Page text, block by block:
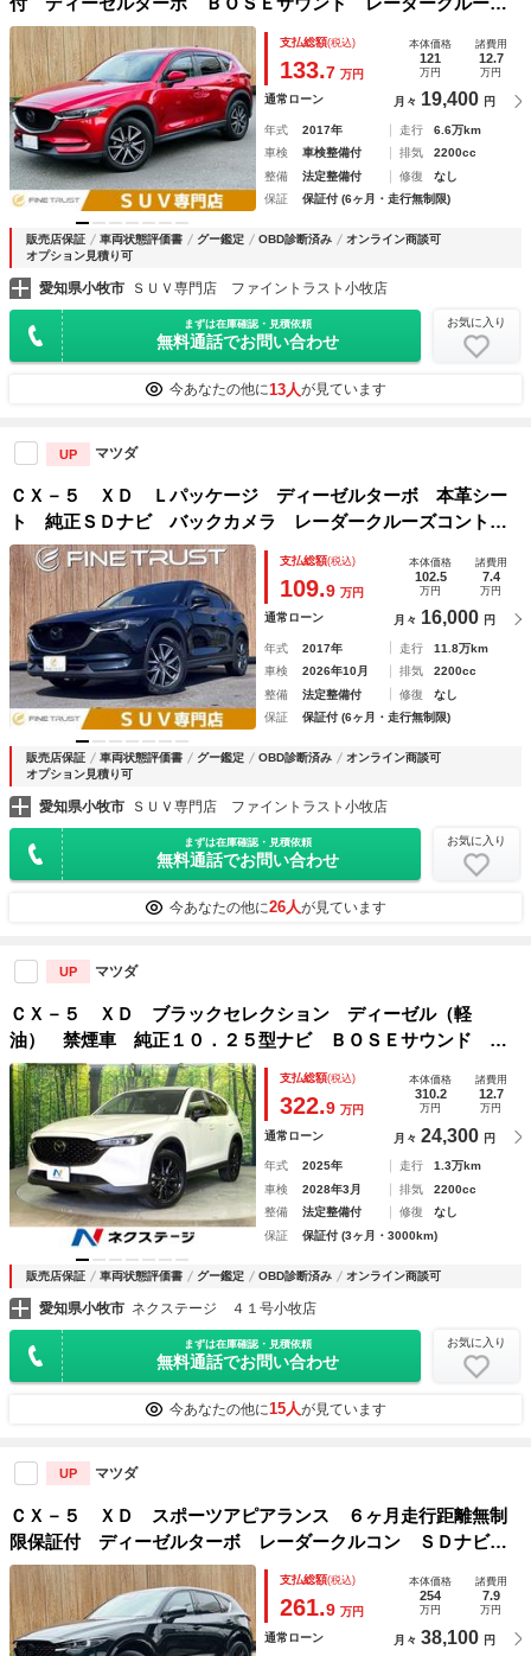
コントロール 純正ＳＤナビ バックカメラ ブラインドスポ
ットモニター 禁煙車 衝突軽減ブレーキ ブルートゥース
フルセグ
支払総額(税込)
133.7 万円
本体価格
121
万円
諸費用
12.7
万円
通常ローン 月々 19,400 円
年式 2017年 走行
6.6万km
車検
車検整備付 排気
2200cc
整備
法定整備付 修復
なし
保証
保証付 (6ヶ月・走行無制限)
販売店保証 車両状態評価書 グー鑑定 OBD診断済み
オンライン商談可
オプション見積り可
愛知県小牧市 ＳＵＶ専門店 ファイントラスト小牧店
まずは在庫確認・見積依頼
無料通話でお問い合わせ
お気に入り
今あなたの他に13人が見ています
UP マツダ
ＣＸ－５ ＸＤ Ｌパッケージ ディーゼルターボ 本革シー
ト 純正ＳＤナビ バックカメラ レーダークルーズコントロ
ール ブラインドスポットモニター コーナーセンサ 電動リ
アゲート シートヒーター パワーシート 地デジ ブルート
ゥース
支払総額(税込)
109.9 万円
本体価格
102.5
万円
諸費用
7.4
万円
通常ローン 月々 16,000 円
年式 2017年 走行
11.8万km
車検
2026年10月 排気
2200cc
整備
法定整備付 修復
なし
保証
保証付 (6ヶ月・走行無制限)
販売店保証 車両状態評価書 グー鑑定 OBD診断済み
オンライン商談可
オプション見積り可
愛知県小牧市 ＳＵＶ専門店 ファイントラスト小牧店
まずは在庫確認・見積依頼
無料通話でお問い合わせ
お気に入り
今あなたの他に26人が見ています
UP マツダ
ＣＸ－５ ＸＤ ブラックセレクション ディーゼル（軽
油） 禁煙車 純正１０．２５型ナビ ＢＯＳＥサウンド ３
６０度ビューモニター ＥＴＣ シートヒーター 電動リアゲ
ート ＬＥＤヘッドライト パワーシート ＢＳＭ 純正１９
ＡＷ スマートキー
支払総額(税込)
322.9 万円
本体価格
310.2
万円
諸費用
12.7
万円
通常ローン 月々 24,300 円
年式 2025年 走行
1.3万km
車検
2028年3月 排気
2200cc
整備
法定整備付 修復
なし
保証
保証付 (3ヶ月・3000km)
販売店保証 車両状態評価書 グー鑑定 OBD診断済み オンライン商談可
愛知県小牧市 ネクステージ ４１号小牧店
まずは在庫確認・見積依頼
無料通話でお問い合わせ
お気に入り
今あなたの他に15人が見ています
UP マツダ
ＣＸ－５ ＸＤ スポーツアピアランス ６ヶ月走行距離無制
限保証付 ディーゼルターボ レーダークルコン ＳＤナビ
全方位 衝突軽減 ブラインドスポットモニタ 禁煙車 本革
シート ブルートゥース ＬＥＤヘッドライト シートヒータ
ー 電動シート
支払総額(税込)
261.9 万円
本体価格
254
万円
諸費用
7.9
万円
通常ローン 月々 38,100 円